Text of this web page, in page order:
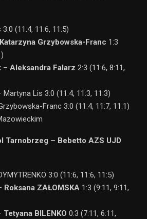
(11:4, 11:6, 11:5)
Katarzyna Grzybowska-Franc 1:3
– Aleksandra Falarz 2:3 (11:6, 8:11,
Martyna Lis 3:0 (11:4, 11:3, 11:3)
Franc 3:0 (11:4, 11:7, 11:1)
Tarnobrzeg – Bebetto AZS UJD
3:0 (11:6, 11:6, 11:5)
Roksana ZAŁOMSKA 1:3 (9:11, 9:11,
Tetyana BILENKO 0:3 (7:11, 6:11,